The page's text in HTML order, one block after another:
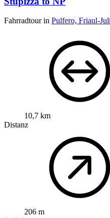
Fahrradtour in Pulfero, Friaul-
10,7 km
Distanz
206 m